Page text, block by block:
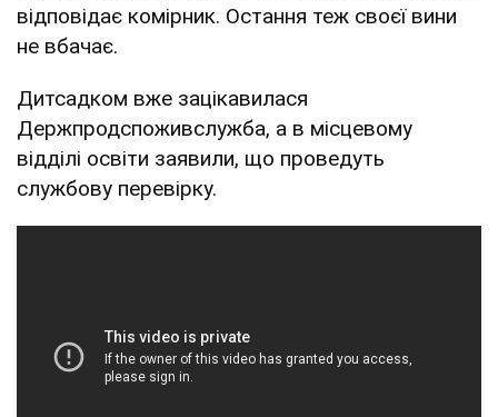
відповідає комірник. Остання теж своєї вини
не вбачає.
Дитсадком вже зацікавилася
Держпродспоживслужба, а в місцевому
відділі освіти заявили, що проведуть
службову перевірку.